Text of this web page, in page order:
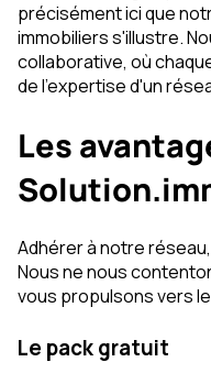
précisément ici que
immobiliers s'illustre.
collaborative, où
de l'expertise d'un
Les
Adhérer à notre
Nous ne nous
vous propulsons vers
Le pack gratuit